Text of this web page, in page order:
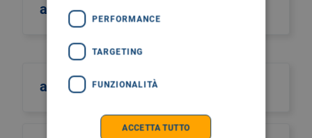
aiutiamo il burundi
albano
PERFORMANCE
TARGETING
FUNZIONALITÀ
ACCETTA TUTTO